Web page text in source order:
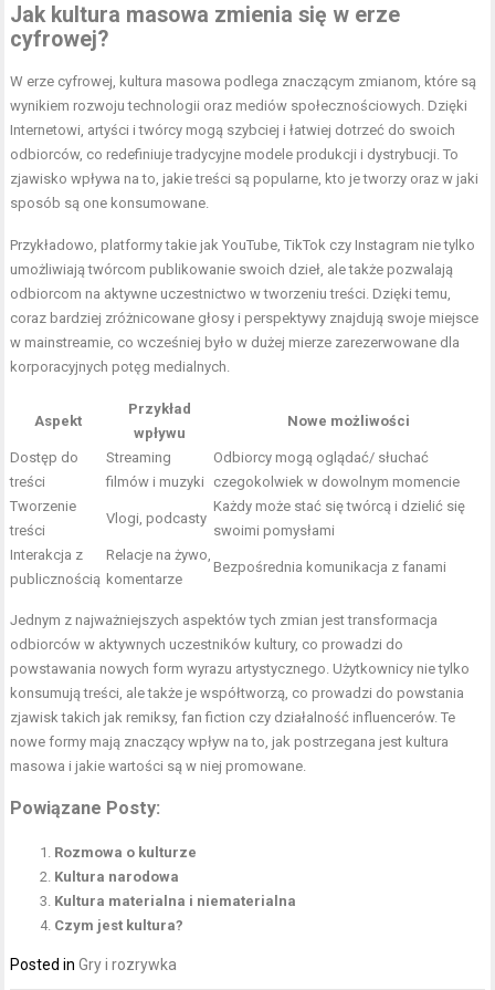
Jak kultura masowa zmienia się w erze
cyfrowej?
W erze cyfrowej, kultura masowa podlega znaczącym zmianom, które są
wynikiem rozwoju technologii oraz mediów społecznościowych. Dzięki
Internetowi, artyści i twórcy mogą szybciej i łatwiej dotrzeć do swoich
odbiorców, co redefiniuje tradycyjne modele produkcji i dystrybucji. To
zjawisko wpływa na to, jakie treści są popularne, kto je tworzy oraz w jaki
sposób są one konsumowane.
Przykładowo, platformy takie jak YouTube, TikTok czy Instagram nie tylko
umożliwiają twórcom publikowanie swoich dzieł, ale także pozwalają
odbiorcom na aktywne uczestnictwo w tworzeniu treści. Dzięki temu,
coraz bardziej zróżnicowane głosy i perspektywy znajdują swoje miejsce
w mainstreamie, co wcześniej było w dużej mierze zarezerwowane dla
korporacyjnych potęg medialnych.
Aspekt
Przykład
wpływu
Nowe możliwości
Dostęp do
treści
Streaming
filmów i muzyki
Odbiorcy mogą oglądać/ słuchać
czegokolwiek w dowolnym momencie
Tworzenie
treści
Vlogi, podcasty
Każdy może stać się twórcą i dzielić się
swoimi pomysłami
Interakcja z
publicznością
Relacje na żywo,
komentarze
Bezpośrednia komunikacja z fanami
Jednym z najważniejszych aspektów tych zmian jest transformacja
odbiorców w aktywnych uczestników kultury, co prowadzi do
powstawania nowych form wyrazu artystycznego. Użytkownicy nie tylko
konsumują treści, ale także je współtworzą, co prowadzi do powstania
zjawisk takich jak remiksy, fan fiction czy działalność influencerów. Te
nowe formy mają znaczący wpływ na to, jak postrzegana jest kultura
masowa i jakie wartości są w niej promowane.
Powiązane Posty:
Rozmowa o kulturze
Kultura narodowa
Kultura materialna i niematerialna
Czym jest kultura?
Posted inGry i rozrywka